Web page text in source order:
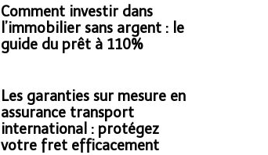
Comment investir dans
l’immobilier sans argent : le
guide du prêt à 110%
Les garanties sur mesure en
assurance transport
international : protégez
votre fret efficacement